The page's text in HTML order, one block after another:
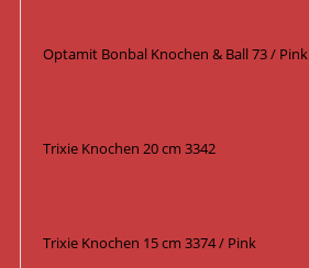
Optamit Bonbal Knochen & Ball 73 / Pink
Trixie Knochen 20 cm 3342
Trixie Knochen 15 cm 3374 / Pink